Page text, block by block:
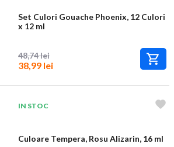
Set Culori Gouache Phoenix, 12 Culori
x 12 ml
48,74 lei
38,99 lei
IN STOC
Culoare Tempera, Rosu Alizarin, 16 ml